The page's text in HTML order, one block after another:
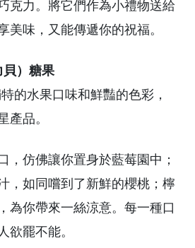
克力。將它們作為小禮物送給
美味，又能傳遞你的祝福。
）糖果
的水果口味和鮮豔的色彩，
產品。
，仿佛讓你置身於藍莓園中；
，如同嚐到了新鮮的櫻桃；檸
為你帶來一絲涼意。每一種口
欲罷不能。